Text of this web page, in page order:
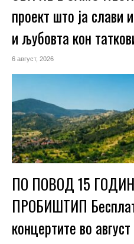
проект што ја слави
и љубовта кон
6 август, 2026
ПО ПОВОД 15
ПРОБИШТИП
концертите во август